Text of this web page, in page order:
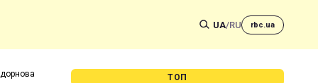
UA/RU rbc.ua
ТОП